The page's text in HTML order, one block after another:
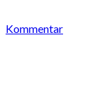
Kommentar